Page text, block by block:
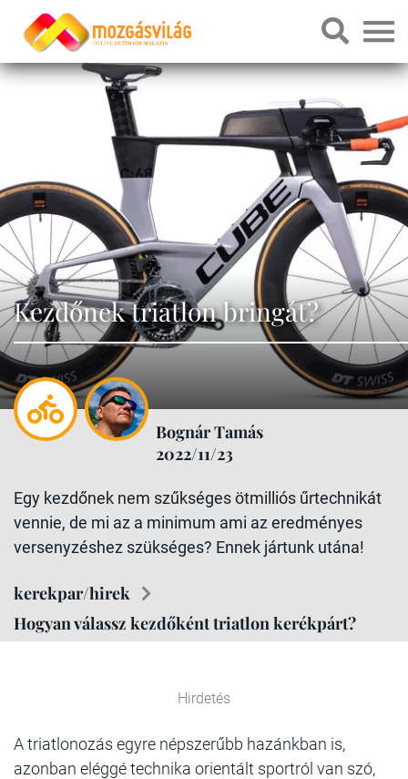
Kezdőnek triatlon bringát?
Bognár Tamás
2022/11/23
Egy kezdőnek nem szűkséges ötmilliós űrtechnikát
vennie, de mi az a minimum ami az eredményes
versenyzéshez szükséges? Ennek jártunk utána!
kerekpar/hirek
Hogyan válassz kezdőként triatlon kerékpárt?
Hirdetés
A triatlonozás egyre népszerűbb hazánkban is,
azonban eléggé technika orientált sportról van szó,